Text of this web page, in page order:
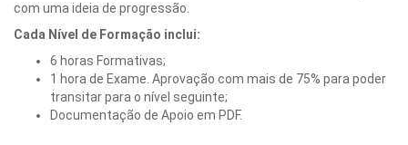
com uma ideia de progressão.
Cada Nível de Formação inclui:
6 horas Formativas;
1 hora de Exame. Aprovação com mais de 75% para poder
transitar para o nível seguinte;
Documentação de Apoio em PDF.